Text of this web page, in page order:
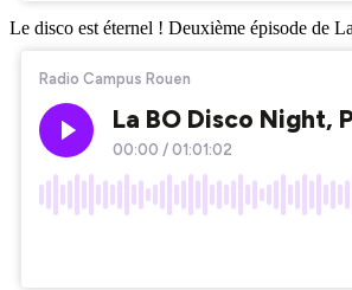
Le disco est éternel ! Deuxième épisode de